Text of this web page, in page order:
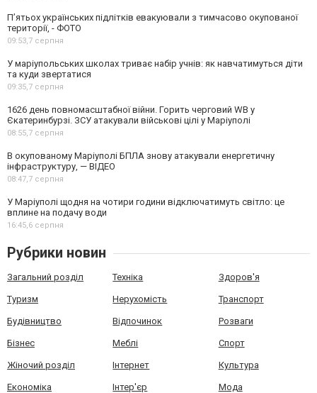
П’ятьох українських підлітків евакуювали з тимчасово окупованої
території, - ФОТО
09:53,7 серпня
У маріупольських школах триває набір учнів: як навчатимуться діти
та куди звертатися
09:35,7 серпня
1626 день повномасштабної війни. Горить черговий WB у
Єкатеринбурзі. ЗСУ атакували військові цілі у Маріуполі
08:55,7 серпня
В окупованому Маріуполі БПЛА знову атакували енергетичну
інфраструктуру, — ВІДЕО
08:47,7 серпня
У Маріуполі щодня на чотири години відключатимуть світло: це
вплине на подачу води
16:45,6 серпня
Рубрики новин
Загальний розділ Техніка Здоров'я
Туризм Нерухомість Транспорт
Будівництво Відпочинок Розваги
Бізнес Меблі Спорт
Жіночий розділ Інтернет Культура
Економіка Інтер'єр Мода